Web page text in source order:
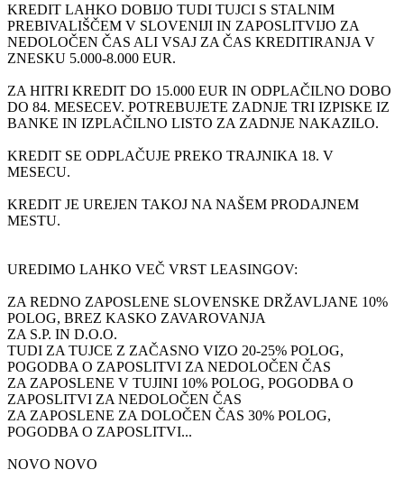
KREDIT LAHKO DOBIJO TUDI TUJCI S STALNIM
PREBIVALIŠČEM V SLOVENIJI IN ZAPOSLITVIJO ZA
NEDOLOČEN ČAS ALI VSAJ ZA ČAS KREDITIRANJA V
ZNESKU 5.000-8.000 EUR.
ZA HITRI KREDIT DO 15.000 EUR IN ODPLAČILNO DOBO
DO 84. MESECEV. POTREBUJETE ZADNJE TRI IZPISKE IZ
BANKE IN IZPLAČILNO LISTO ZA ZADNJE NAKAZILO.
KREDIT SE ODPLAČUJE PREKO TRAJNIKA 18. V
MESECU.
KREDIT JE UREJEN TAKOJ NA NAŠEM PRODAJNEM
MESTU.
UREDIMO LAHKO VEČ VRST LEASINGOV:
ZA REDNO ZAPOSLENE SLOVENSKE DRŽAVLJANE 10%
POLOG, BREZ KASKO ZAVAROVANJA
ZA S.P. IN D.O.O.
TUDI ZA TUJCE Z ZAČASNO VIZO 20-25% POLOG,
POGODBA O ZAPOSLITVI ZA NEDOLOČEN ČAS
ZA ZAPOSLENE V TUJINI 10% POLOG, POGODBA O
ZAPOSLITVI ZA NEDOLOČEN ČAS
ZA ZAPOSLENE ZA DOLOČEN ČAS 30% POLOG,
POGODBA O ZAPOSLITVI...
NOVO NOVO